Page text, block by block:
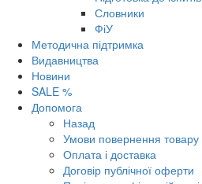
Словники
ФіУ
Методична підтримка
Видавництва
Новини
SALE %
Допомога
Назад
Умови повернення товару
Оплата і доставка
Договір публічної оферти